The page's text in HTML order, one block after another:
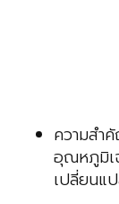
ความสํา
อุณหภูมิเ
เปลี่ยนแ